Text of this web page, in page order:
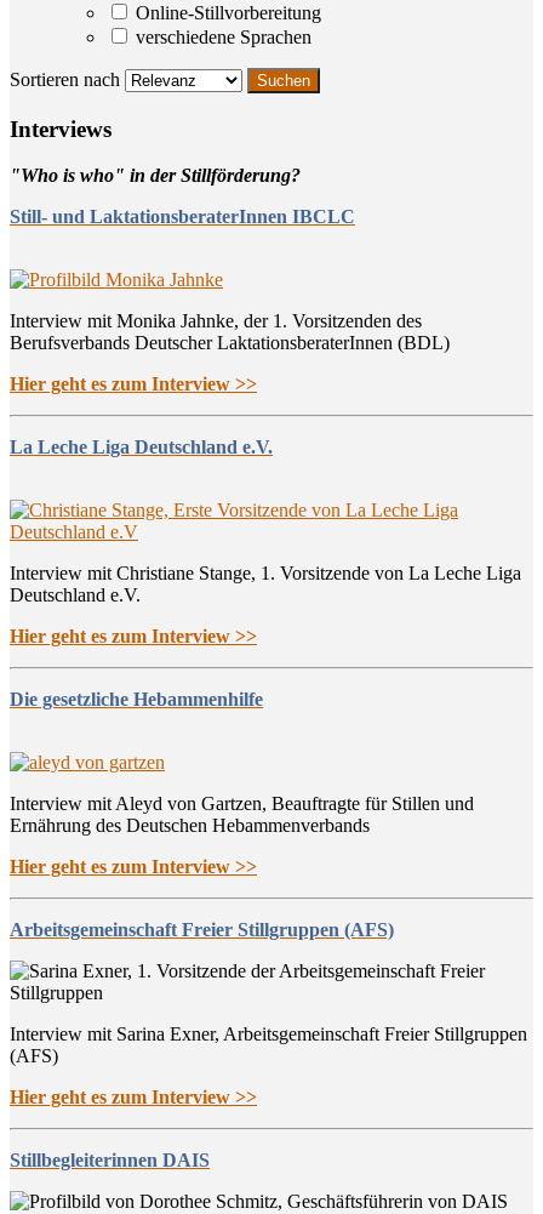
Online-Stillvorbereitung
verschiedene Sprachen
Sortieren nach
Inter­views
"Who is who" in der Stillförderung?
Still- und LaktationsberaterInnen IBCLC
Interview mit Monika Jahnke, der 1. Vorsitzenden des
Berufsverbands Deutscher LaktationsberaterInnen (BDL)
Hier geht es zum Interview >>
La Leche Liga Deutschland e.V.
Interview mit Christiane Stange, 1. Vorsitzende von La Leche Liga
Deutschland e.V.
Hier geht es zum Interview >>
Die gesetzliche Hebammenhilfe
Interview mit Aleyd von Gartzen, Beauftragte für Stillen und
Ernährung des Deutschen Hebammenverbands
Hier geht es zum Interview >>
Arbeitsgemeinschaft Freier Stillgruppen (AFS)
Interview mit Sarina Exner, Arbeitsgemeinschaft Freier Stillgruppen
(AFS)
Hier geht es zum Interview >>
Stillbegleiterinnen DAIS